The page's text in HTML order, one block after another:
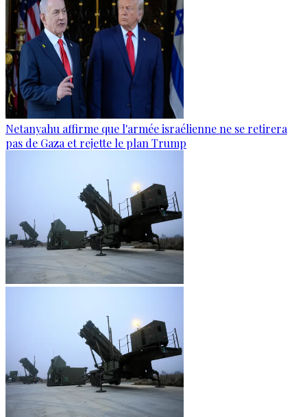
Netanyahu affirme que l'armée israélienne ne se retirera
pas de Gaza et rejette le plan Trump